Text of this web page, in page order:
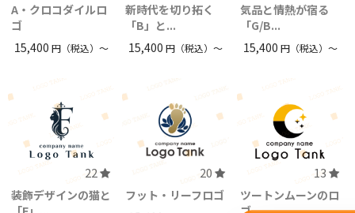
A・クロコダイルロ
ゴ
15,400 円（税込）〜
新時代を切り拓く
「B」と...
15,400円（税込）〜
気品と情熱が宿る
「G/B...
15,400 円（税込）〜
22
装飾デザインの猫と
20
フット・リーフロゴ
13
ツートンムーンのロ